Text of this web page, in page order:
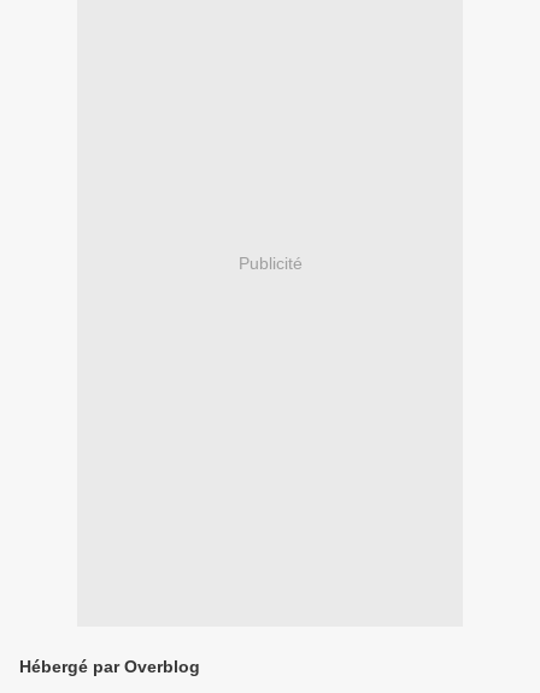
Publicité
Hébergé par Overblog